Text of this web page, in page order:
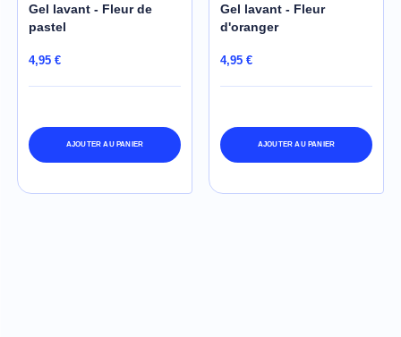
Gel lavant - Fleur de
pastel
4,95 €
AJOUTER AU PANIER
Gel lavant - Fleur
d'oranger
4,95 €
AJOUTER AU PANIER